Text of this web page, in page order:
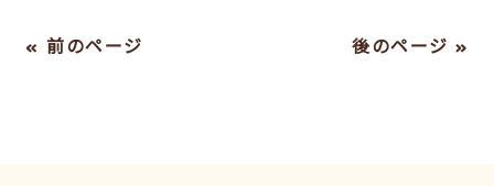
« 前のページ 後のページ »